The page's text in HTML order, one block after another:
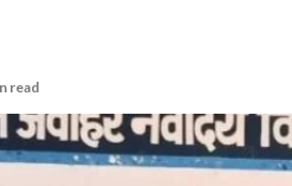
read